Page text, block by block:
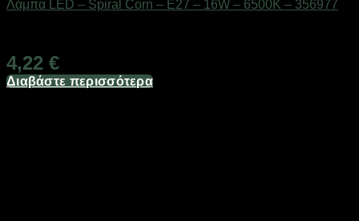
Λάμπα LED – Spiral Corn – E27 – 16W – 6500K – 356977
4,22 €
Διαβάστε περισσότερα